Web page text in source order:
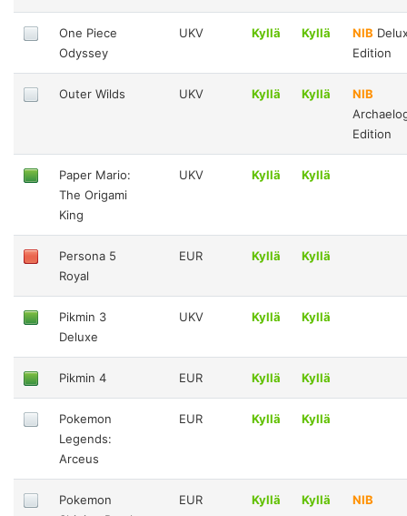
One Piece
Odyssey
UKV Kyllä Kyllä NIB
Edition
Outer Wilds UKV Kyllä Kyllä
NIB
Edition
Paper Mario:
The Origami
King
UKV Kyllä Kyllä
Persona 5
Royal
EUR Kyllä Kyllä
Pikmin 3
Deluxe
UKV Kyllä Kyllä
Pikmin 4 EUR Kyllä Kyllä
Pokemon
Legends:
Arceus
EUR Kyllä Kyllä
Pokemon
EUR Kyllä Kyllä NIB